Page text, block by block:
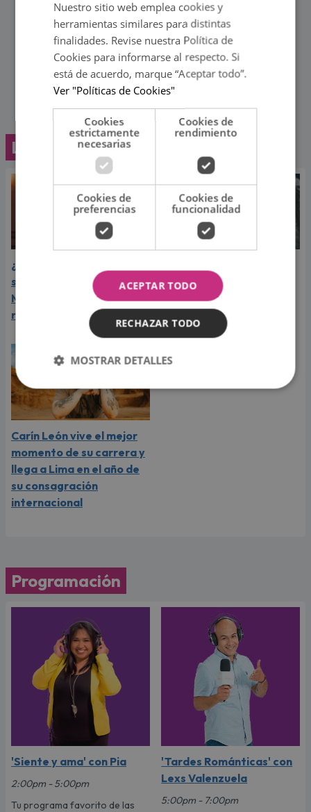
Lo último
¿Greeicy espera a su
segundo hijo? Video de
Mike Bahía desata
rumores
de sus éxitos es su
favorito y sorprendió a
sus seguidores
Carín León vive el mejor
momento de su carrera y
llega a Lima en el año de
su consagración
internacional
Programación
'Siente y ama' con Pia
2:00pm - 5:00pm
Tu programa favorito de las
'Tardes Románticas' con
Lexs Valenzuela
5:00pm - 7:00pm
Nuestro sitio web emplea cookies y
herramientas similares para distintas
finalidades. Revise nuestra Política de
Cookies para informarse al respecto. Si
está de acuerdo, marque “Aceptar todo”.
Ver "Políticas de Cookies"
Cookies
estrictamente
necesarias
Cookies de
rendimiento
Cookies de
preferencias
Cookies de
funcionalidad
ACEPTAR TODO
RECHAZAR TODO
MOSTRAR DETALLES